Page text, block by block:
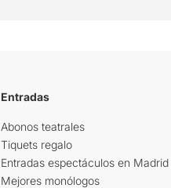
Entradas
Abonos teatrales
Tiquets regalo
Entradas espectáculos en Madrid
Mejores monólogos